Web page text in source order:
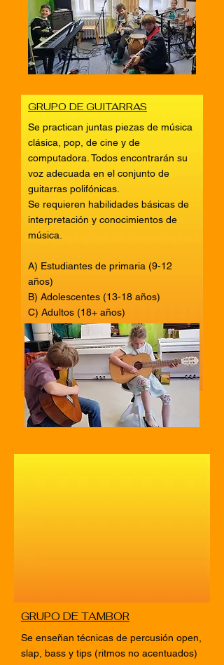
Se practican juntas piezas de música
clásica, pop, de cine y de
computadora. Todos encontrarán su
voz adecuada en el conjunto de
guitarras polifónicas.
Se requieren habilidades básicas de
interpretación y conocimientos de
música.
A) Estudiantes de primaria (9-12
años)
B) Adolescentes (13-18 años)
C) Adultos (18+ años)
GRUPO DE GUITARRAS
GRUPO DE TAMBOR
Se enseñan técnicas de percusión open,
slap, bass y tips (ritmos no acentuados)